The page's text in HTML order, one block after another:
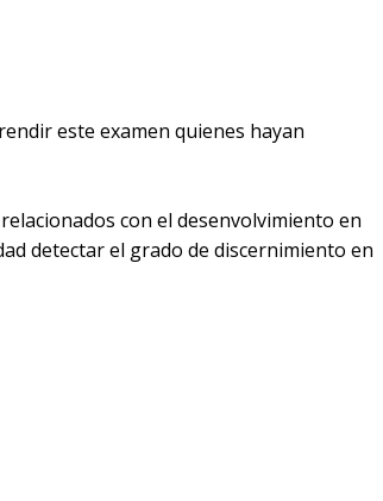
este examen quienes hayan
con el desenvolvimiento en
detectar el grado de discernimiento en